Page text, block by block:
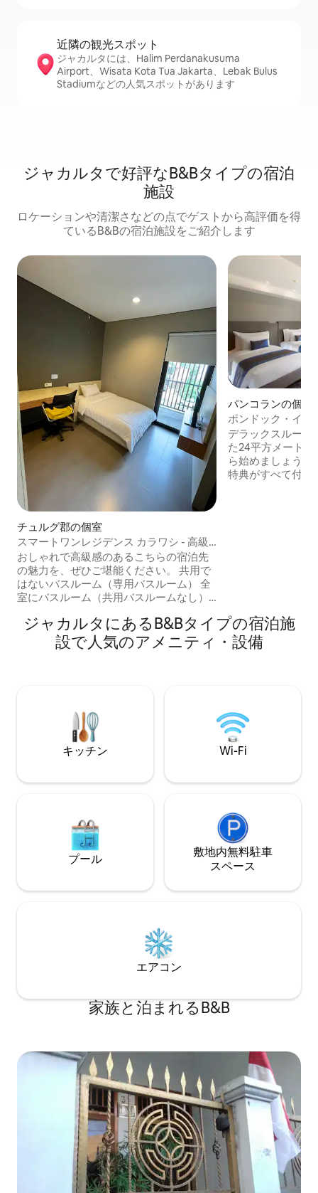
近隣の観光ス⁠ポ⁠ッ⁠ト
ジャカルタには、Halim Perdanakusuma
Airport、Wisata Kota Tua Jakarta、Lebak Bulus
Stadiumなどの人気スポットがあります
ジャカルタで好評なB&Bタイプの宿泊
施設
ロケーションや清潔さなどの点でゲストから高評価を得
ているB&Bの宿泊施設をご紹介します
チュルグ郡の個室
スマートワンレジデンス カラワシ - 高級
ゲストハウス
おしゃれで高級感のあるこちらの宿泊先
の魅力を、ぜひご堪能ください。 共用で
はないバスルーム（専用バスルーム） 全
室にバスルーム（共用バスルームなし）
有） リッポカラワシの高級ゲストハウス
ペリタハラパン大学とシロアム病院から5
分 カラワシの中心部に位置しています 建
位、週単位、年単位でのご宿泊が可能で
パンコランの個室
ポンドック・イン
ンルーム（朝食付
デラックスルーム
た24平方メート
ら始めましょう。
特典がすべて付い
ジャカルタにあるB&Bタイプの宿泊施
設で人気のアメニティ・設備
キッチン Wi-Fi
プール
敷地内無料駐⁠車
ス⁠ペ⁠ー⁠ス
エアコン
家族と泊まれるB&B